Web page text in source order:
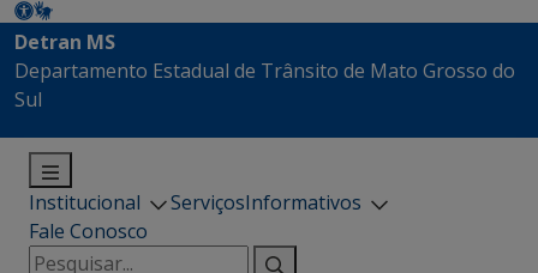
Detran MS
Departamento Estadual de Trânsito de Mato Grosso do
Sul
Institucional ServiçosInformativos
Fale Conosco
Pesquisar